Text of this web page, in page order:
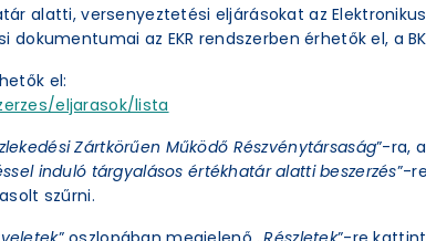
alatti, versenyeztetési eljárásokat az
dokumentumai az EKR rendszerben érhetők el, a
el:
eljarasok/lista
Zártkörűen Működő Részvénytársaság”-ra,
induló tárgyalásos értékhatár alatti beszerzés”-
szűrni.